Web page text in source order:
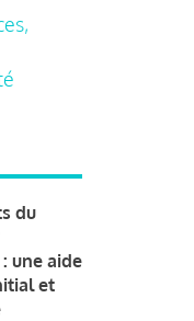
du
une aide
et